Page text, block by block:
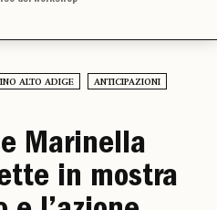
ALTO ADIGE ANTICIPAZIONI
Marinella
in mostra